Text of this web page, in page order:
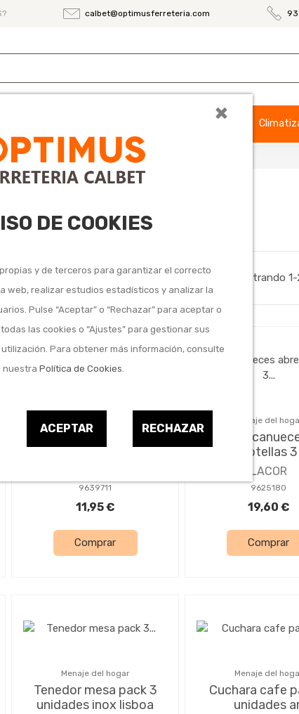
×
DE COOKIES
y de terceros para garantizar el correcto
web, realizar estudios estadísticos y analizar la
Pulse “Aceptar” o “Rechazar” para aceptar o
las cookies o “Ajustes” para gestionar sus
Para obtener más información, consulte
nuestraPolítica de Cookies
ACEPTAR RECHAZAR
calbet@optimusferreteria.com
Mostrando
Abridor ostras luxe
inox 18/10
9639711
11,95 €
Comprar
Menaje del
abrebotellas 3
LACOR
9625180
19,60 €
Comprar
Menaje del hogar
Tenedor mesa pack 3
unidades inox lisboa
Menaje del
Cuchara cafe
unidades